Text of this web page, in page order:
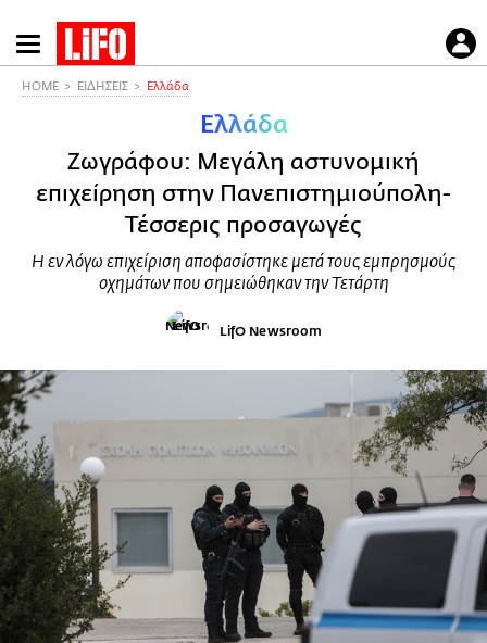
Παράκαμψη
προς
HOME ΕΙΔΗΣΕΙΣ Ελλάδα
Ελλάδα
Ζωγράφου: Μεγάλη αστυνομική
επιχείρηση στην Πανεπιστημιούπολη-
Τέσσερις προσαγωγές
Η εν λόγω επιχείριση αποφασίστηκε μετά τους εμπρησμούς
οχημάτων που σημειώθηκαν την Τετάρτη
LifO Newsroom